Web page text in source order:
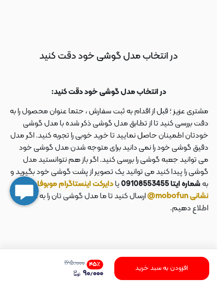
افزودن به سبد خرید ۴۵٪ ۱۶۵٫۰۰۰
۹۰٫۰۰۰
در انتخاب مدل گوشی خود دقت کنید
در انتخاب مدل گوشی خود دقت کنید:
مشتری عزیز ؛ قبل از اقدام به ثبت سفارش ، حتما عنوان محصول را به
دقت بررسی کنید تا از تطابق مدل گوشی ذکر شده با مدل گوشی
خودتان اطمینان حاصل نمایید تا خرید خوبی را تجربه کنید. اگر مدل
دقیق گوشی خود را نمی دانید برای متوجه شدن مدل گوشی خود
می توانید جعبه گوشی را بررسی کنید. اگر باز هم نتوانستید مدل
گوشی را پیدا کنید می توانید یک تصویر از پشت گوشی خود بگیرید و
به شماره ایتا 09108553455 یادایرکت اینستاگرام موبوفان به
نشانی mobofun@
ارسال کنید تا ما مدل گوشی تان را به شما
اطلاع دهیم.